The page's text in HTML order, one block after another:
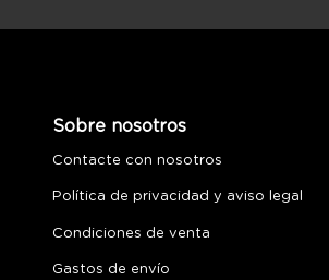
Sobre nosotros
Contacte con nosotros
Política de privacidad y aviso legal
Condiciones de venta
Gastos de envío